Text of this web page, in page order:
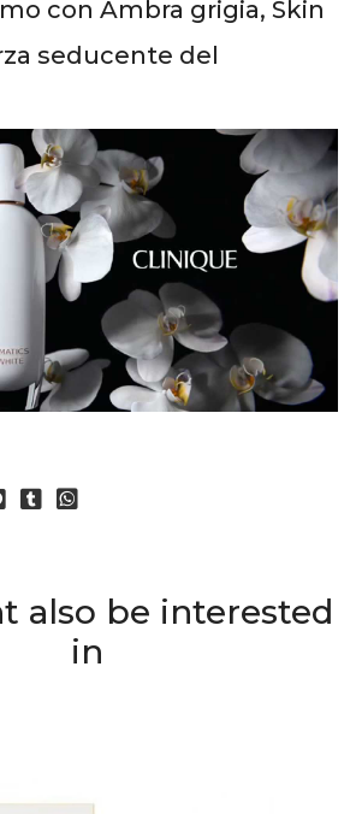
con Ambra grigia, Skin
seducente del
also be interested
in